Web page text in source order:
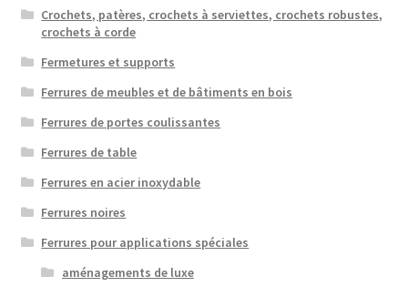
Crochets, patères, crochets à serviettes, crochets robustes,
crochets à corde
Fermetures et supports
Ferrures de meubles et de bâtiments en bois
Ferrures de portes coulissantes
Ferrures de table
Ferrures en acier inoxydable
Ferrures noires
Ferrures pour applications spéciales
aménagements de luxe